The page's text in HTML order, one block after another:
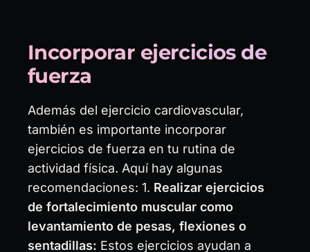
Incorporar ejercicios de
fuerza
Además del ejercicio cardiovascular,
también es importante incorporar
ejercicios de fuerza en tu rutina de
actividad física. Aquí hay algunas
recomendaciones: 1. Realizar ejercicios
de fortalecimiento muscular como
levantamiento de pesas, flexiones o
sentadillas: Estos ejercicios ayudan a